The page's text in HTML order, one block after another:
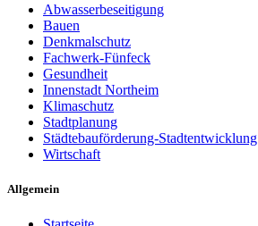
Abwasserbeseitigung
Bauen
Denkmalschutz
Fachwerk-Fünfeck
Gesundheit
Innenstadt Northeim
Klimaschutz
Stadtplanung
Städtebauförderung-Stadtentwicklung
Wirtschaft
Allgemein